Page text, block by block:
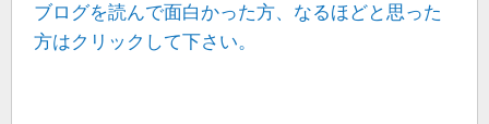
ブログを読んで面白かった方、なるほどと思った
方はクリックして下さい。